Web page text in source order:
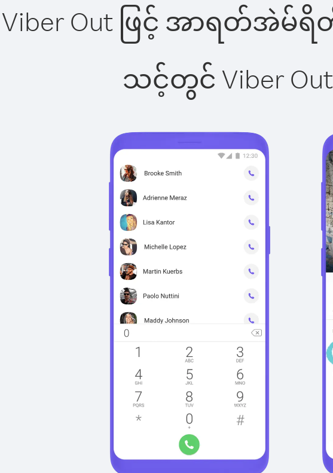
Viber Out ဖြင့် အာရတ်အဲမ်
သင့်တွင် Viber